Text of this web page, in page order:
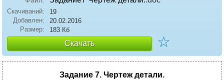
Скачиваний:
19
Добавлен:
20.02.2016
Размер:
183 Кб
Скачать ☆
Задание 7. Чертеж детали.